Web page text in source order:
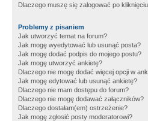
Dlaczego muszę się zalogować po
Problemy z pisaniem
Jak utworzyć temat na forum?
Jak mogę wyedytować lub usunąć posta?
Jak mogę dodać podpis do mojego postu?
Jak mogę utworzyć ankietę?
Dlaczego nie mogę dodać więcej opcji w
Jak mogę edytować lub usunąć ankietę?
Dlaczego nie mam dostępu do forum?
Dlaczego nie mogę dodawać załączników?
Dlaczego dostałam(em) ostrzeżenie?
Jak mogę zgłosić posty moderatorowi?